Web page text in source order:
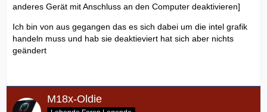
anderes Gerät mit Anschluss an den Computer deaktivieren]
Ich bin von aus gegangen das es sich dabei um die intel grafik
handeln muss und hab sie deaktieviert hat sich aber nichts
geändert
M18x-Oldie